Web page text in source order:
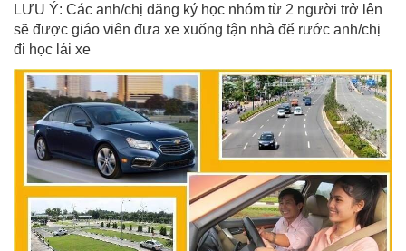
LƯU Ý: Các anh/chị đăng ký học nhóm từ 2 người trở lên
sẽ được giáo viên đưa xe xuống tận nhà để rước anh/chị
đi học lái xe